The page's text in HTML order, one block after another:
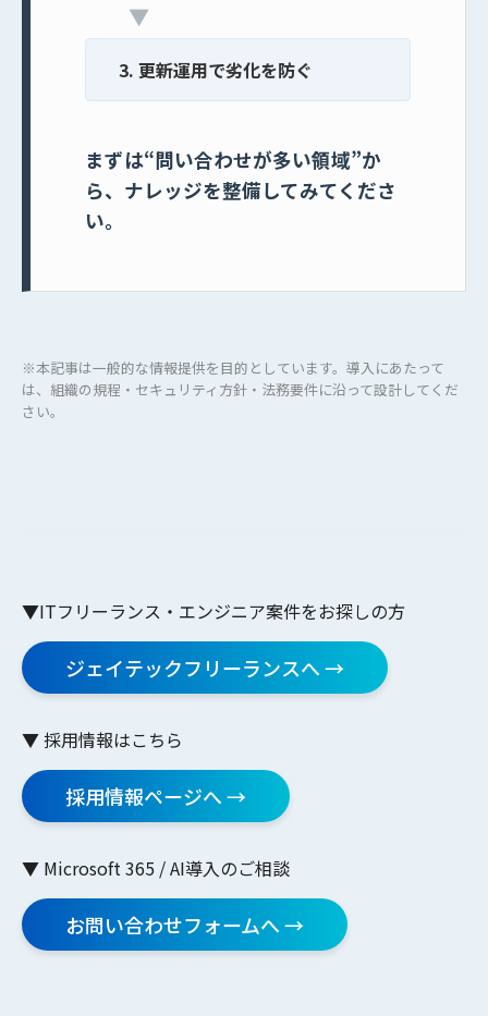
▼
3. 更新運用で劣化を防ぐ
まずは“問い合わせが多い領域”か
ら、ナレッジを整備してみてくださ
い。
※本記事は一般的な情報提供を目的としています。導入にあたって
は、組織の規程・セキュリティ方針・法務要件に沿って設計してくだ
さい。
▼ITフリーランス・エンジニア案件をお探しの方
ジェイテックフリーランスへ →
▼ 採用情報はこちら
採用情報ページへ →
▼ Microsoft 365 / AI導入のご相談
お問い合わせフォームへ →